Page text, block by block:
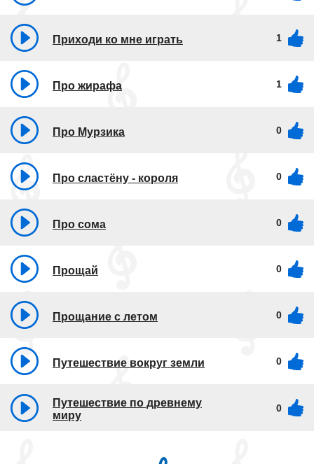
Приходи ко мне играть 1
Про жирафа 1
Про Мурзика 0
Про сластёну - короля 0
Про сома 0
Прощай 0
Прощание с летом 0
Путешествие вокруг земли 0
Путешествие по древнему
миру
0